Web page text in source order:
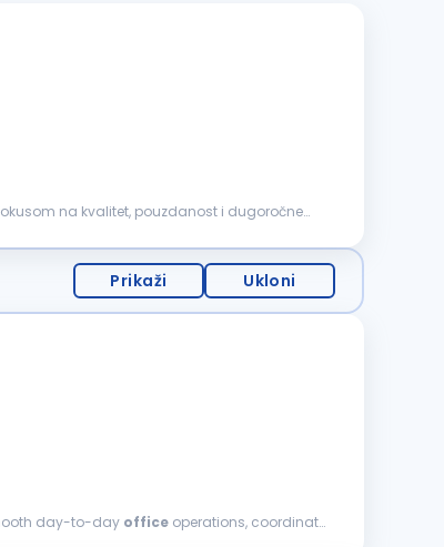
na kvalitet, pouzdanost i dugoročne
Prikaži Ukloni
day-to-day office operations, coordinate